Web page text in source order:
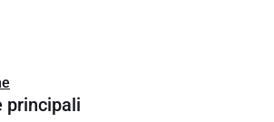
principali